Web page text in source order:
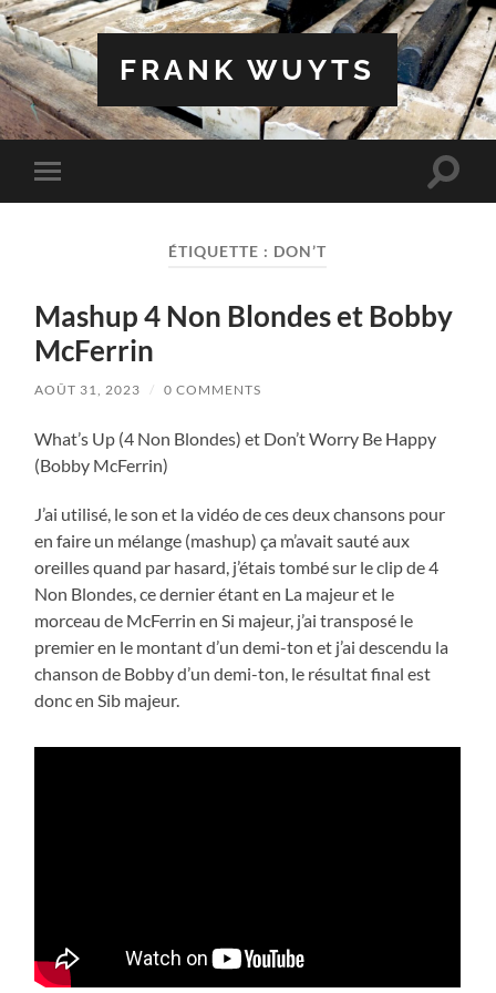
FRANK WUYTS
Toggle
mobile
Toggle
ÉTIQUETTE : DON’T
Mashup 4 Non Blondes et Bobby
McFerrin
AOÛT 31, 2023 / 0 COMMENTS
What’s Up (4 Non Blondes) et Don’t Worry Be Happy
(Bobby McFerrin)
J’ai utilisé, le son et la vidéo de ces deux chansons pour
en faire un mélange (mashup) ça m’avait sauté aux
oreilles quand par hasard, j’étais tombé sur le clip de 4
Non Blondes, ce dernier étant en La majeur et le
morceau de McFerrin en Si majeur, j’ai transposé le
premier en le montant d’un demi-ton et j’ai descendu la
chanson de Bobby d’un demi-ton, le résultat final est
donc en Sib majeur.